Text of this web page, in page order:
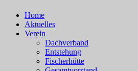
Close
Menu
Home
Aktuelles
Verein
Dachverband
Entstehung
Fischerhütte